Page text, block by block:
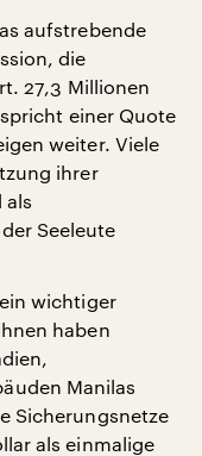
aufstrebende
die
27,3 Millionen
einer Quote
weiter. Viele
ihrer
als
Seeleute
wichtiger
haben
Manilas
Sicherungsnetze
als einmalige